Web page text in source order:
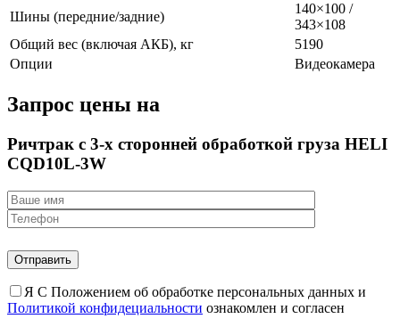
Шины (передние/задние)
140×100 /
343×108
Общий вес (включая АКБ), кг
5190
Опции
Видеокамера
Запрос цены на
Ричтрак с 3-х сторонней обработкой груза HELI
CQD10L-3W
Я С Положением об обработке персональных данных и
Политикой конфидециальности ознакомлен и согласен